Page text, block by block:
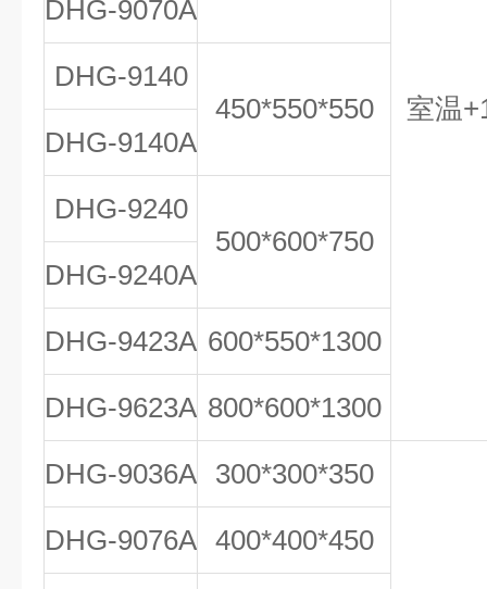
室温
DHG-9070A
DHG-9140
450*550*550
DHG-9140A
DHG-9240
500*600*750
DHG-9240A
DHG-9423A 600*550*1300
DHG-9623A 800*600*1300
DHG-9036A 300*300*350
DHG-9076A 400*400*450